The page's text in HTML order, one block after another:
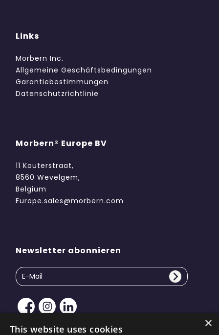
Links
Morbern Inc.
Allgemeine Geschäftsbedingungen
Garantiebestimmungen
Datenschutzrichtlinie
Morbern® Europe BV
11 Kouterstraat,
8560 Wevelgem,
Belgium
Europe.sales@morbern.com
Newsletter abonnieren
×
This website uses cookies